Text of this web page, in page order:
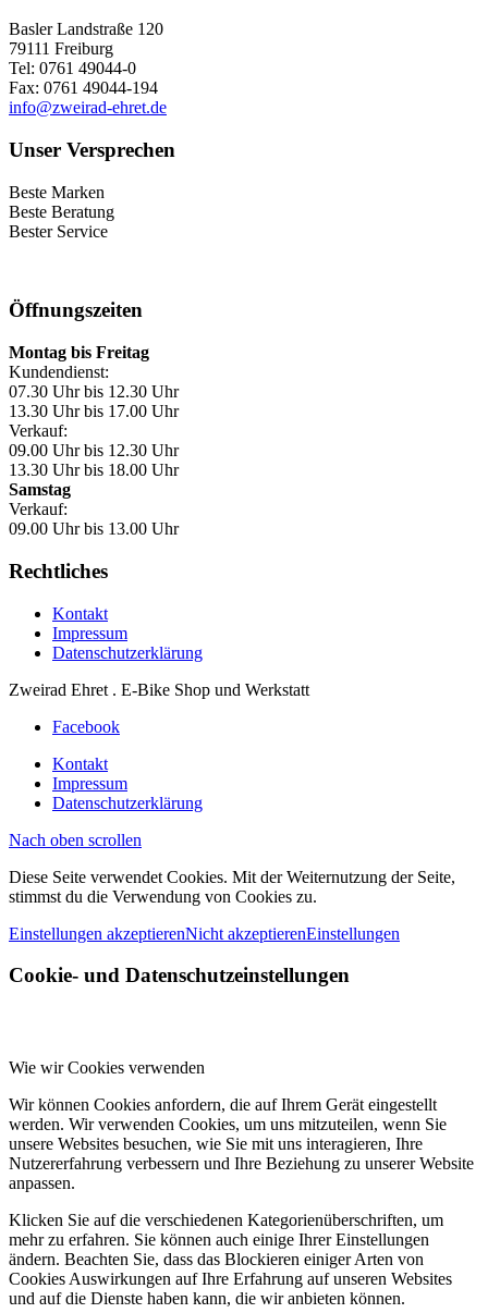
Basler Landstraße 120
79111 Freiburg
Tel: 0761 49044-0
Fax: 0761 49044-194
info@zweirad-ehret.de
Unser Versprechen
Beste Marken
Beste Beratung
Bester Service
Öffnungszeiten
Montag bis Freitag
Kundendienst:
07.30 Uhr bis 12.30 Uhr
13.30 Uhr bis 17.00 Uhr
Verkauf:
09.00 Uhr bis 12.30 Uhr
13.30 Uhr bis 18.00 Uhr
Samstag
Verkauf:
09.00 Uhr bis 13.00 Uhr
Rechtliches
Kontakt
Impressum
Datenschutzerklärung
Zweirad Ehret . E-Bike Shop und Werkstatt
Facebook
Kontakt
Impressum
Datenschutzerklärung
Nach oben scrollen
Diese Seite verwendet Cookies. Mit der Weiternutzung der Seite,
stimmst du die Verwendung von Cookies zu.
Einstellungen akzeptierenNicht akzeptierenEinstellungen
Cookie- und Datenschutzeinstellungen
Wie wir Cookies verwenden
Wir können Cookies anfordern, die auf Ihrem Gerät eingestellt
werden. Wir verwenden Cookies, um uns mitzuteilen, wenn Sie
unsere Websites besuchen, wie Sie mit uns interagieren, Ihre
Nutzererfahrung verbessern und Ihre Beziehung zu unserer Website
anpassen.
Klicken Sie auf die verschiedenen Kategorienüberschriften, um
mehr zu erfahren. Sie können auch einige Ihrer Einstellungen
ändern. Beachten Sie, dass das Blockieren einiger Arten von
Cookies Auswirkungen auf Ihre Erfahrung auf unseren Websites
und auf die Dienste haben kann, die wir anbieten können.